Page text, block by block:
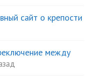
сайт о крепости
между